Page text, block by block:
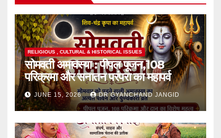
RELIGIOUS , CULTURAL & HISTORICAL ISSUES
सोमवती अमावस्या : पीपल पूजन,108
परिक्रमा और सनातन परंपरा का महापर्व
JUNE 15, 2026 DR GYANCHAND JANGID